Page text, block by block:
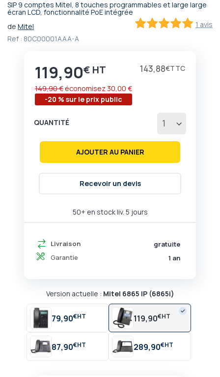
SIP 9 comptes Mitel, 8 touches programmables et large large
écran LCD, fonctionnalité PoE intégrée
1 avis
de Mitel
Ref : 80C00001AAA-A
Prix
119,90€ 143,88€
-20 % sur le prix public
149,90 € économisez 30,00 €
50+ en stock liv. 5 jours
Livraison
gratuite
Garantie
1 an
QUANTITÉ
AJOUTER AU PANIER
Recevoir un devis
Version actuelle : Mitel 6865 IP (6865i)
79,90€ 119,90€
87,90€ 289,90€
Passer
début
de
d’images